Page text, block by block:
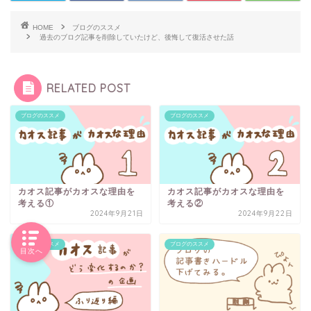
HOME
ブログのススメ
過去のブログ記事を削除していたけど、後悔して復活させた話
RELATED POST
ブログのススメ
カオス記事がカオスな理由を
考える①
2024年9月21日
ブログのススメ
カオス記事がカオスな理由を
考える②
2024年9月22日
ブログのススメ ブログのススメ
目次へ